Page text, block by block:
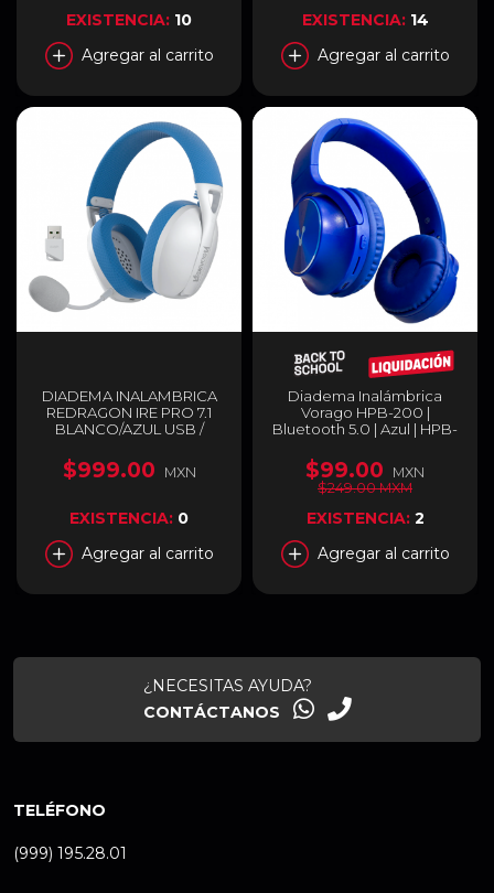
DTS Headphone:X 2.0 | 2.4
GHz / Bluetooth / 3.5 mm |
PC / PS4 / PS5 / Switch |
Negro | 981-001262
EXISTENCIA: 10
Agregar al carrito
EXISTENCIA: 14
Agregar al carrito
DIADEMA INALAMBRICA
REDRAGON IRE PRO 7.1
BLANCO/AZUL USB /
$999.00 MXN
EXISTENCIA: 0
Agregar al carrito
Diadema Inalámbrica
Vorago HPB-200 |
Bluetooth 5.0 | Azul | HPB-
$99.00
MXN
$249.00 MXM
EXISTENCIA: 2
Agregar al carrito
¿NECESITAS AYUDA?
CONTÁCTANOS
TELÉFONO
(999) 195.28.01